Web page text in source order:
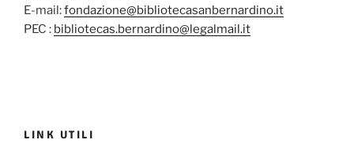
E-mail:fondazione@bibliotecasanbernardino.it
PEC : bibliotecas.bernardino@legalmail.it
LINK UTILI